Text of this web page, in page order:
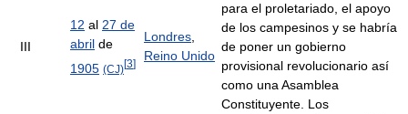
III
12 al 27 de
abril de
1905 (CJ)[3]
Londres
Reino Unido
para el proletariado, el apoyo
de los campesinos y se habría
de poner un gobierno
provisional revolucionario así
como una Asamblea
Constituyente. Los